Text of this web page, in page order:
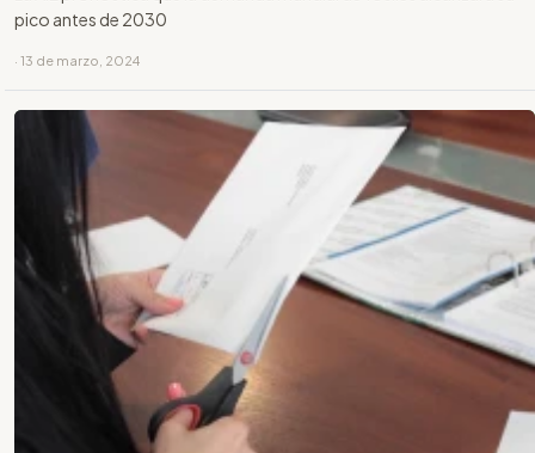
pico antes de 2030
· 13 de marzo, 2024